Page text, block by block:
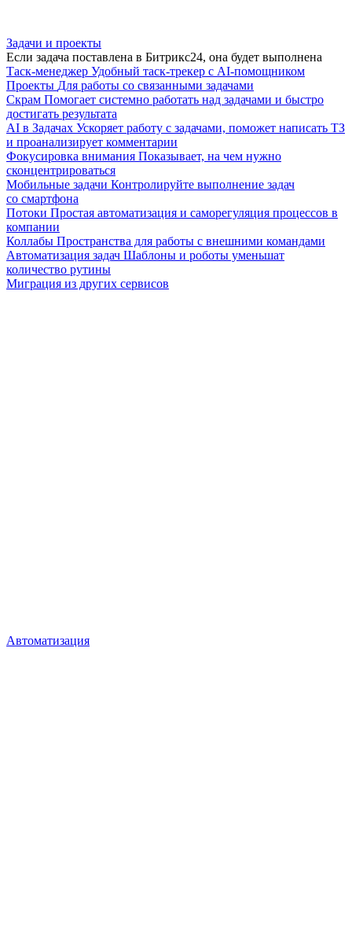
Задачи и проекты
Если задача поставлена в Битрикс24, она будет выполнена
Таск-менеджер Удобный таск-трекер с AI-помощником
Проекты Для работы со связанными задачами
Скрам Помогает системно работать над задачами и быстро
достигать результата
AI в Задачах Ускоряет работу с задачами, поможет написать ТЗ
и проанализирует комментарии
Фокусировка внимания Показывает, на чем нужно
сконцентрироваться
Мобильные задачи Контролируйте выполнение задач
со смартфона
Потоки Простая автоматизация и саморегуляция процессов в
компании
Коллабы Пространства для работы с внешними командами
Автоматизация задач Шаблоны и роботы уменьшат
количество рутины
Миграция из других сервисов
Автоматизация